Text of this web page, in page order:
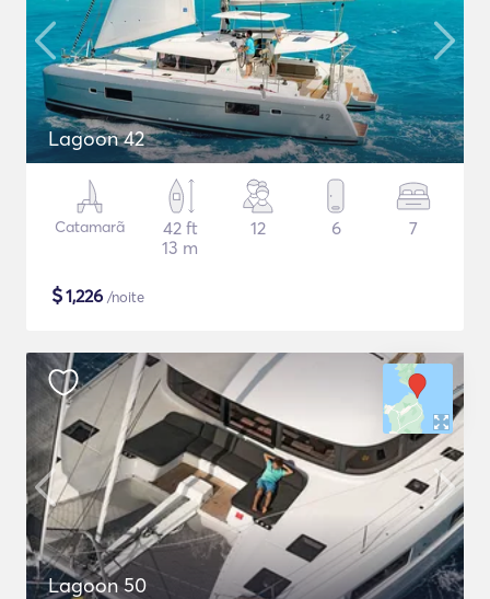
Lagoon 42
Catamarã
42 ft
13 m
12 6 7
$1,226 /noite
Lagoon 50